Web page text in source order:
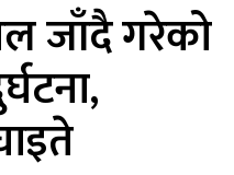
जाँदै गरेको